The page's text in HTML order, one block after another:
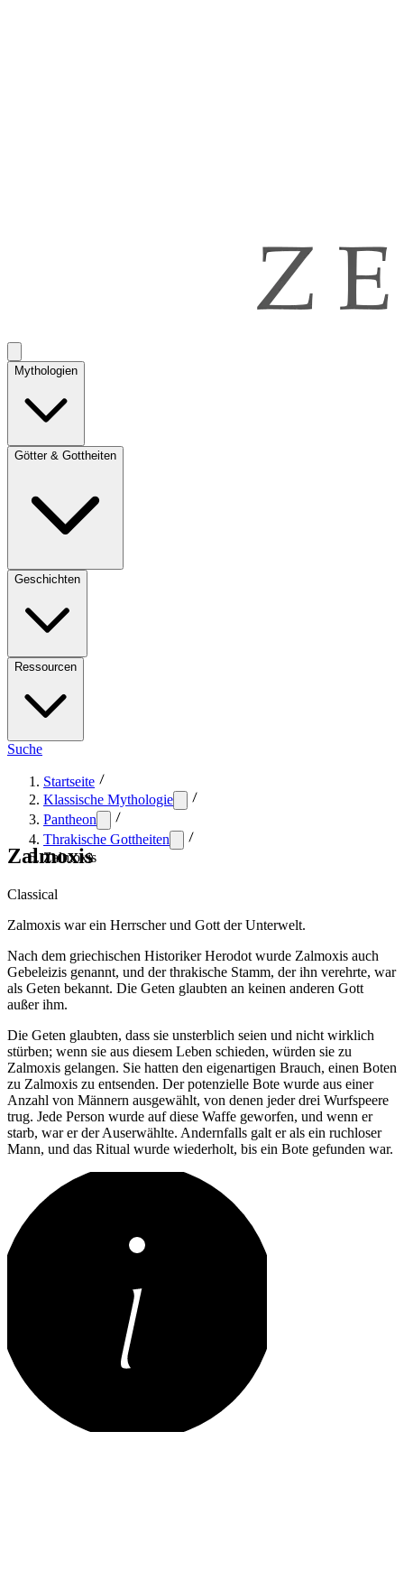
Mythologien
Götter & Gottheiten
Geschichten
Ressourcen
Suche
Startseite
Klassische Mythologie
Pantheon
Thrakische Gottheiten
Zalmoxis
Zalmoxis
Classical
Zalmoxis war ein Herrscher und Gott der Unterwelt.
Nach dem griechischen Historiker Herodot wurde Zalmoxis auch
Gebeleizis genannt, und der thrakische Stamm, der ihn verehrte, war
als Geten bekannt. Die Geten glaubten an keinen anderen Gott
außer ihm.
Die Geten glaubten, dass sie unsterblich seien und nicht wirklich
stürben; wenn sie aus diesem Leben schieden, würden sie zu
Zalmoxis gelangen. Sie hatten den eigenartigen Brauch, einen Boten
zu Zalmoxis zu entsenden. Der potenzielle Bote wurde aus einer
Anzahl von Männern ausgewählt, von denen jeder drei Wurfspeere
trug. Jede Person wurde auf diese Waffe geworfen, und wenn er
starb, war er der Auserwählte. Andernfalls galt er als ein ruchloser
Mann, und das Ritual wurde wiederholt, bis ein Bote gefunden war.